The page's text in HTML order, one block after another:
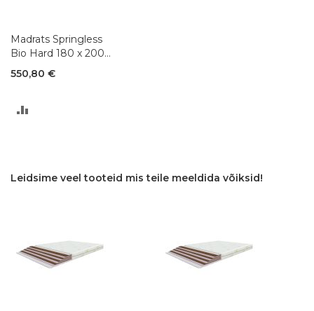
Madrats Springless
Bio Hard 180 x 200
cm
550,80 €
Leidsime veel tooteid mis teile meeldida võiksid!